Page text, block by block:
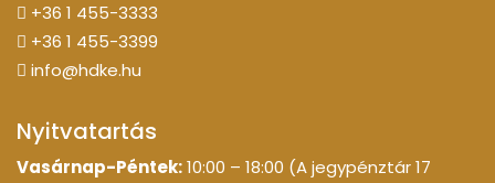
+36 1 455-3333
+36 1 455-3399
info@hdke.hu
Nyitvatartás
Vasárnap-Péntek:10:00 – 18:00 (A jegypénztár 17